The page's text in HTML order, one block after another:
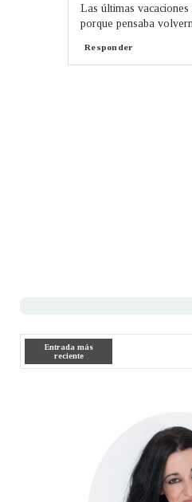
Las últimas
porque pensaba
Responder
Entrada más
reciente